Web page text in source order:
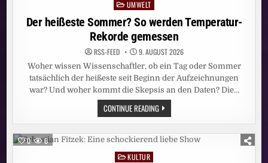
PostedUMWELT
Der heißeste Sommer? So werden Temperatur-
Rekorde gemessen
RSS-FEED 9. AUGUST 2026
Woher wissen Wissenschaftler, ob ein Tag oder Sommer
tatsächlich der heißeste seit Beginn der Aufzeichnungen
war? Und woher kommt die Skepsis an den Daten? Die…
CONTINUE READINGDER
HEISSESTE S
OMMER? S
O W
ERDEN T
0 6
PostedKULTUR